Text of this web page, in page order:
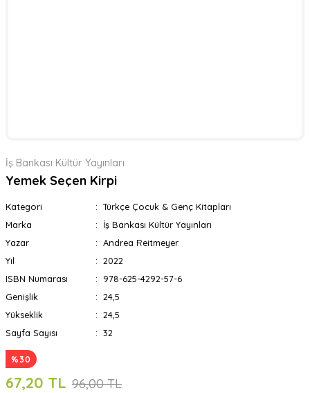
İş Bankası Kültür Yayınları
Yemek Seçen Kirpi
Kategori
Türkçe Çocuk & Genç Kitapları
Marka
İş Bankası Kültür Yayınları
Yazar
Andrea Reitmeyer
Yıl
2022
ISBN Numarası
978-625-4292-57-6
Genişlik
24,5
Yükseklik
24,5
Sayfa Sayısı
32
%30
67,20 TL 96,00 TL